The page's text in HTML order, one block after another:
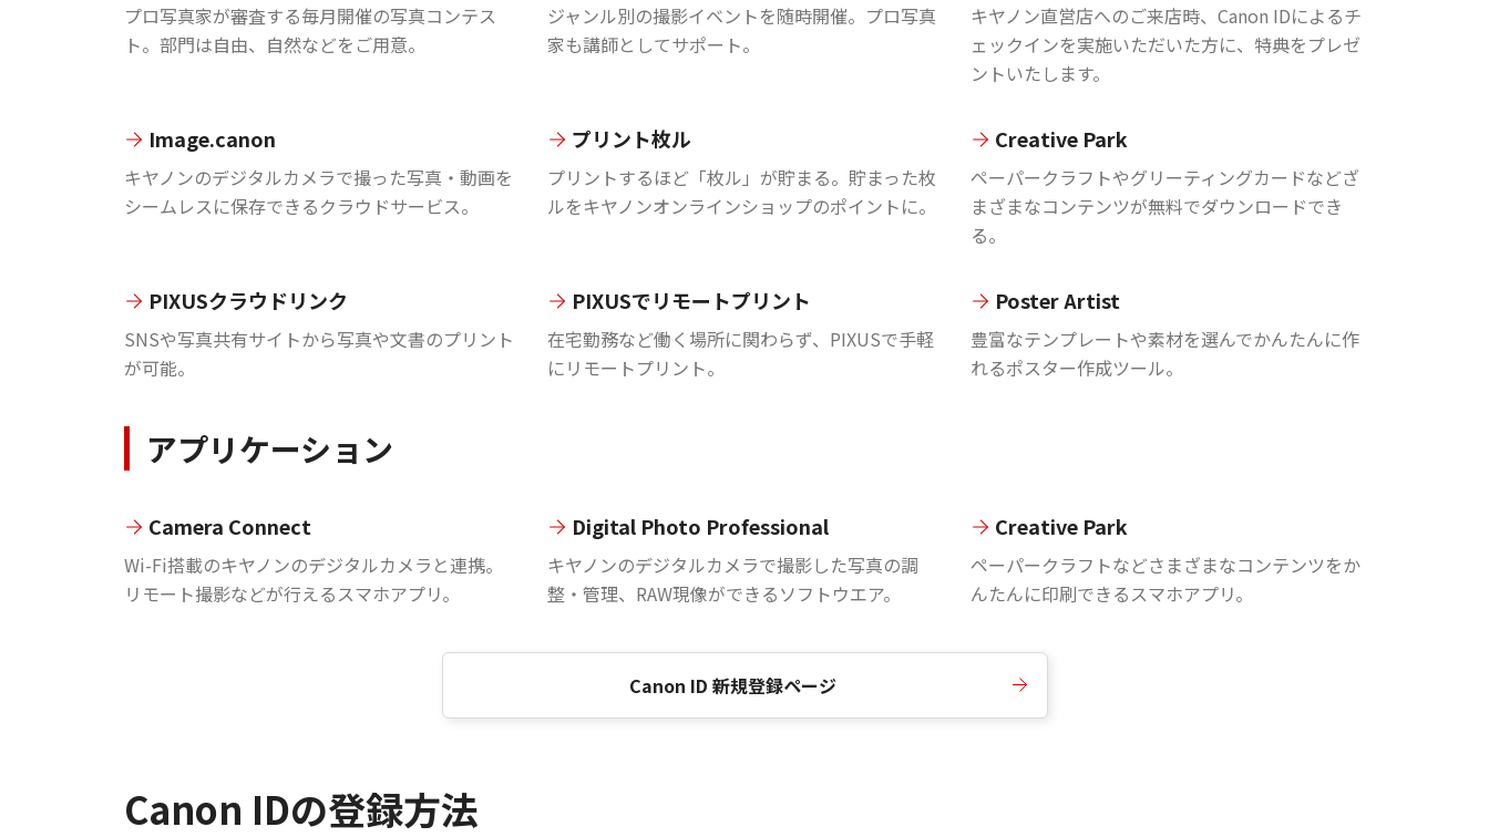
プロ写真家が審査する毎月開催の写真コンテス
ト。部門は自由、自然などをご用意。
ジャンル別の撮影イベントを随時開催。プロ写真
家も講師としてサポート。
キヤノン直営店へのご来店時、Canon IDによるチ
ェックインを実施いただいた方に、特典をプレゼ
ントいたします。
Image.canon
キヤノンのデジタルカメラで撮った写真・動画を
シームレスに保存できるクラウドサービス。
プリント枚ル
プリントするほど「枚ル」が貯まる。貯まった枚
ルをキヤノンオンラインショップのポイントに。
Creative Park
ペーパークラフトやグリーティングカードなどざ
まざまなコンテンツが無料でダウンロードでき
る。
PIXUSクラウドリンク
SNSや写真共有サイトから写真や文書のプリント
が可能。
PIXUSでリモートプリント
在宅勤務など働く場所に関わらず、PIXUSで手軽
にリモートプリント。
Poster Artist
豊富なテンプレートや素材を選んでかんたんに作
れるポスター作成ツール。
アプリケーション
Camera Connect
Wi-Fi搭載のキヤノンのデジタルカメラと連携。
リモート撮影などが行えるスマホアプリ。
Digital Photo Professional
キヤノンのデジタルカメラで撮影した写真の調
整・管理、RAW現像ができるソフトウエア。
Creative Park
ペーパークラフトなどさまざまなコンテンツをか
んたんに印刷できるスマホアプリ。
Canon ID 新規登録ページ
Canon IDの登録方法